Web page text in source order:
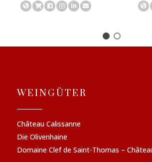
WEINGÜTER
Château Calissanne
Die Olivenhaine
Domaine Clef de Saint-Thomas –